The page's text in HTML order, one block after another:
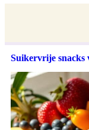
Suikervrije snacks